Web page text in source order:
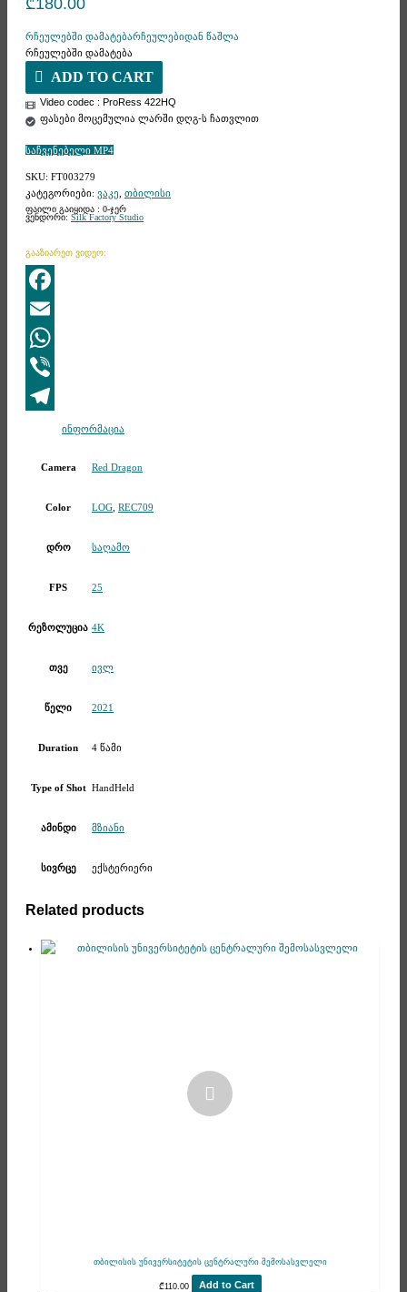
რჩეულებში დამატებარჩეულებიდან წაშლა
რჩეულებში დამატება
ADD TO CART
Video codec : ProRess 422HQ
ფასები მოცემულია ლარში დღგ-ს ჩათვლით
საჩვენებელი MP4
SKU: FT003279
კატეგორიები: ვაკე თბილისი
ფაილი გაიყიდა : 0-ჯერ
ვენდორი: Silk Factory Studio
გააზიარეთ ვიდეო:
Facebook
Email
WhatsApp
Viber
Telegramინფორმაცია
Camera Red Dragon
Color LOG, REC709
დრო საღამო
FPS 25
რეზოლუცია 4K
თვე ივლ
წელი 2021
Duration 4 წამი
Type of Shot HandHeld
ამინდი მზიანი
სივრცე ექსტერიერი
Related products
თბილისის უნივერსიტეტის ცენტრალური შემოსასვლელი
₾110.00 Add to Cart